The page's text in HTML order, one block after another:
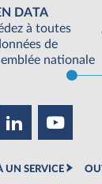
DATA
à toutes
de
nationale
UN SERVICE